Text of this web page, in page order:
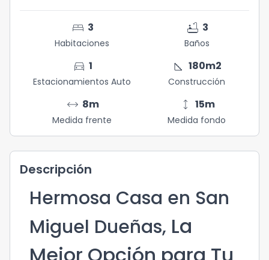
bed 3
Habitaciones
bathtub 3
Baños
directions_car 1
Estacionamientos Auto
square_foot 180m2
Construcción
arrow_range 8m
Medida frente
height 15m
Medida fondo
Descripción
Hermosa Casa en San
Miguel Dueñas, La